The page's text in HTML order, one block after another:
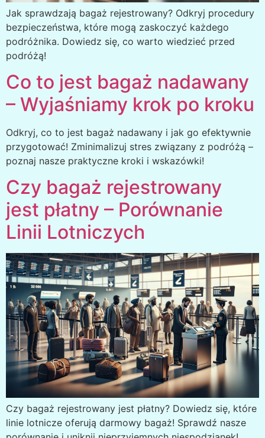
Jak sprawdzają bagaż rejestrowany? Odkryj procedury
bezpieczeństwa, które mogą zaskoczyć każdego
podróżnika. Dowiedz się, co warto wiedzieć przed
podróżą!
Co to jest bagaż nadawany
– Wyjaśniamy krok po kroku
Odkryj, co to jest bagaż nadawany i jak go efektywnie
przygotować! Zminimalizuj stres związany z podróżą –
poznaj nasze praktyczne kroki i wskazówki!
Czy bagaż rejestrowany
jest płatny – Porównanie
Linii Lotniczych
Czy bagaż rejestrowany jest płatny? Dowiedz się, które
linie lotnicze oferują darmowy bagaż! Sprawdź nasze